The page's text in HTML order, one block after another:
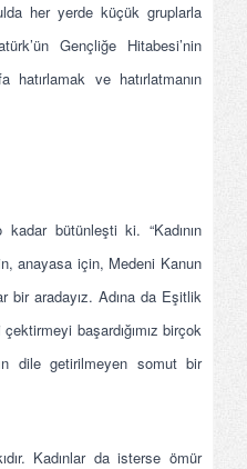
her yerde küçük gruplarla
Gençliğe Hitabesi’nin
hatırlamak ve hatırlatmanın
bütünleşti ki. “Kadının
anayasa için, Medeni Kanun
bir aradayız. Adına da Eşitlik
başardığımız birçok
dile getirilmeyen somut bir
Kadınlar da isterse ömür